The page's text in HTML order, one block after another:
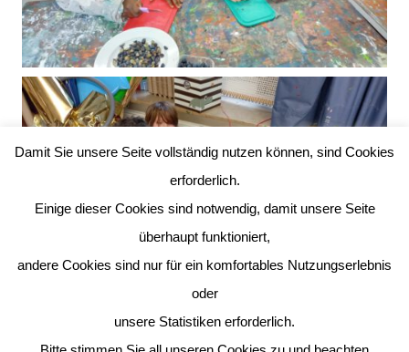
Damit Sie unsere Seite vollständig nutzen können, sind Cookies
erforderlich.
Einige dieser Cookies sind notwendig, damit unsere Seite
überhaupt funktioniert,
andere Cookies sind nur für ein komfortables Nutzungserlebnis
oder
unsere Statistiken erforderlich.